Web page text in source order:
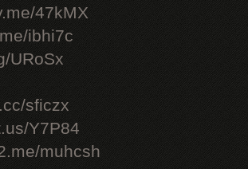
47kMX
ibhi7c
URoSx
sficzx
Y7P84
muhcsh